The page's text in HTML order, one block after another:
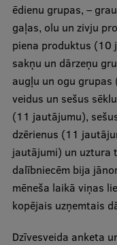
ēdienu grupas, –
gaļas, olu un zivju
piena produktus (10
sakņu un dārzeņu
augļu un ogu
veidus un sešus
(11 jautājumu),
dzērienus (11
jautājumi) un uztura
dalībniecēm bija
mēneša laikā viņas
kopējais uzņemtais
Dzīvesveida anketa